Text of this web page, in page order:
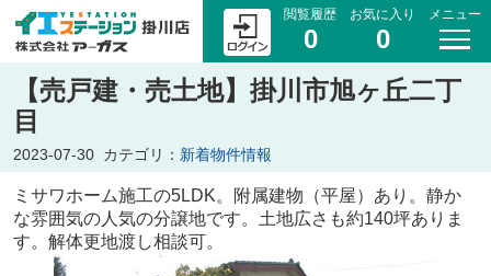
閲覧履歴
0
お気に入り
0
メニュー
【売戸建・売土地】掛川市旭ヶ丘二丁
目
2023-07-30 カテゴリ： 新着物件情報
ミサワホーム施工の5LDK。附属建物（平屋）あり。静か
な雰囲気の人気の分譲地です。土地広さも約140坪ありま
す。解体更地渡し相談可。